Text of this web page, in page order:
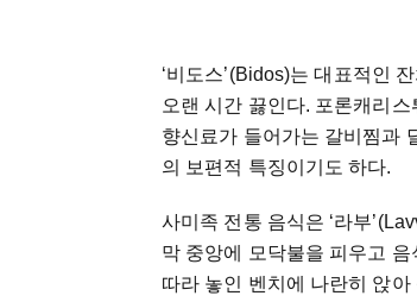
‘비도스’(Bidos)는 대표적인
오랜 시간 끓인다. 포론캐리
향신료가 들어가는 갈비찜과
의 보편적 특징이기도 하다.
사미족 전통 음식은 ‘라부
막 중앙에 모닥불을 피우고
따라 놓인 벤치에 나란히 앉